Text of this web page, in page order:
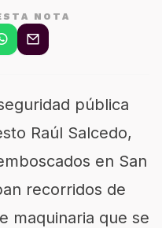
NOTA
pública
Raúl Salcedo,
en San
recorridos de
maquinaria que se